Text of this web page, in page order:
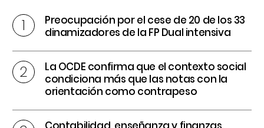
Preocupación por el cese de 20 de los 33
dinamizadores de la FP Dual intensiva
La OCDE confirma que el contexto social
condiciona más que las notas con la
orientación como contrapeso